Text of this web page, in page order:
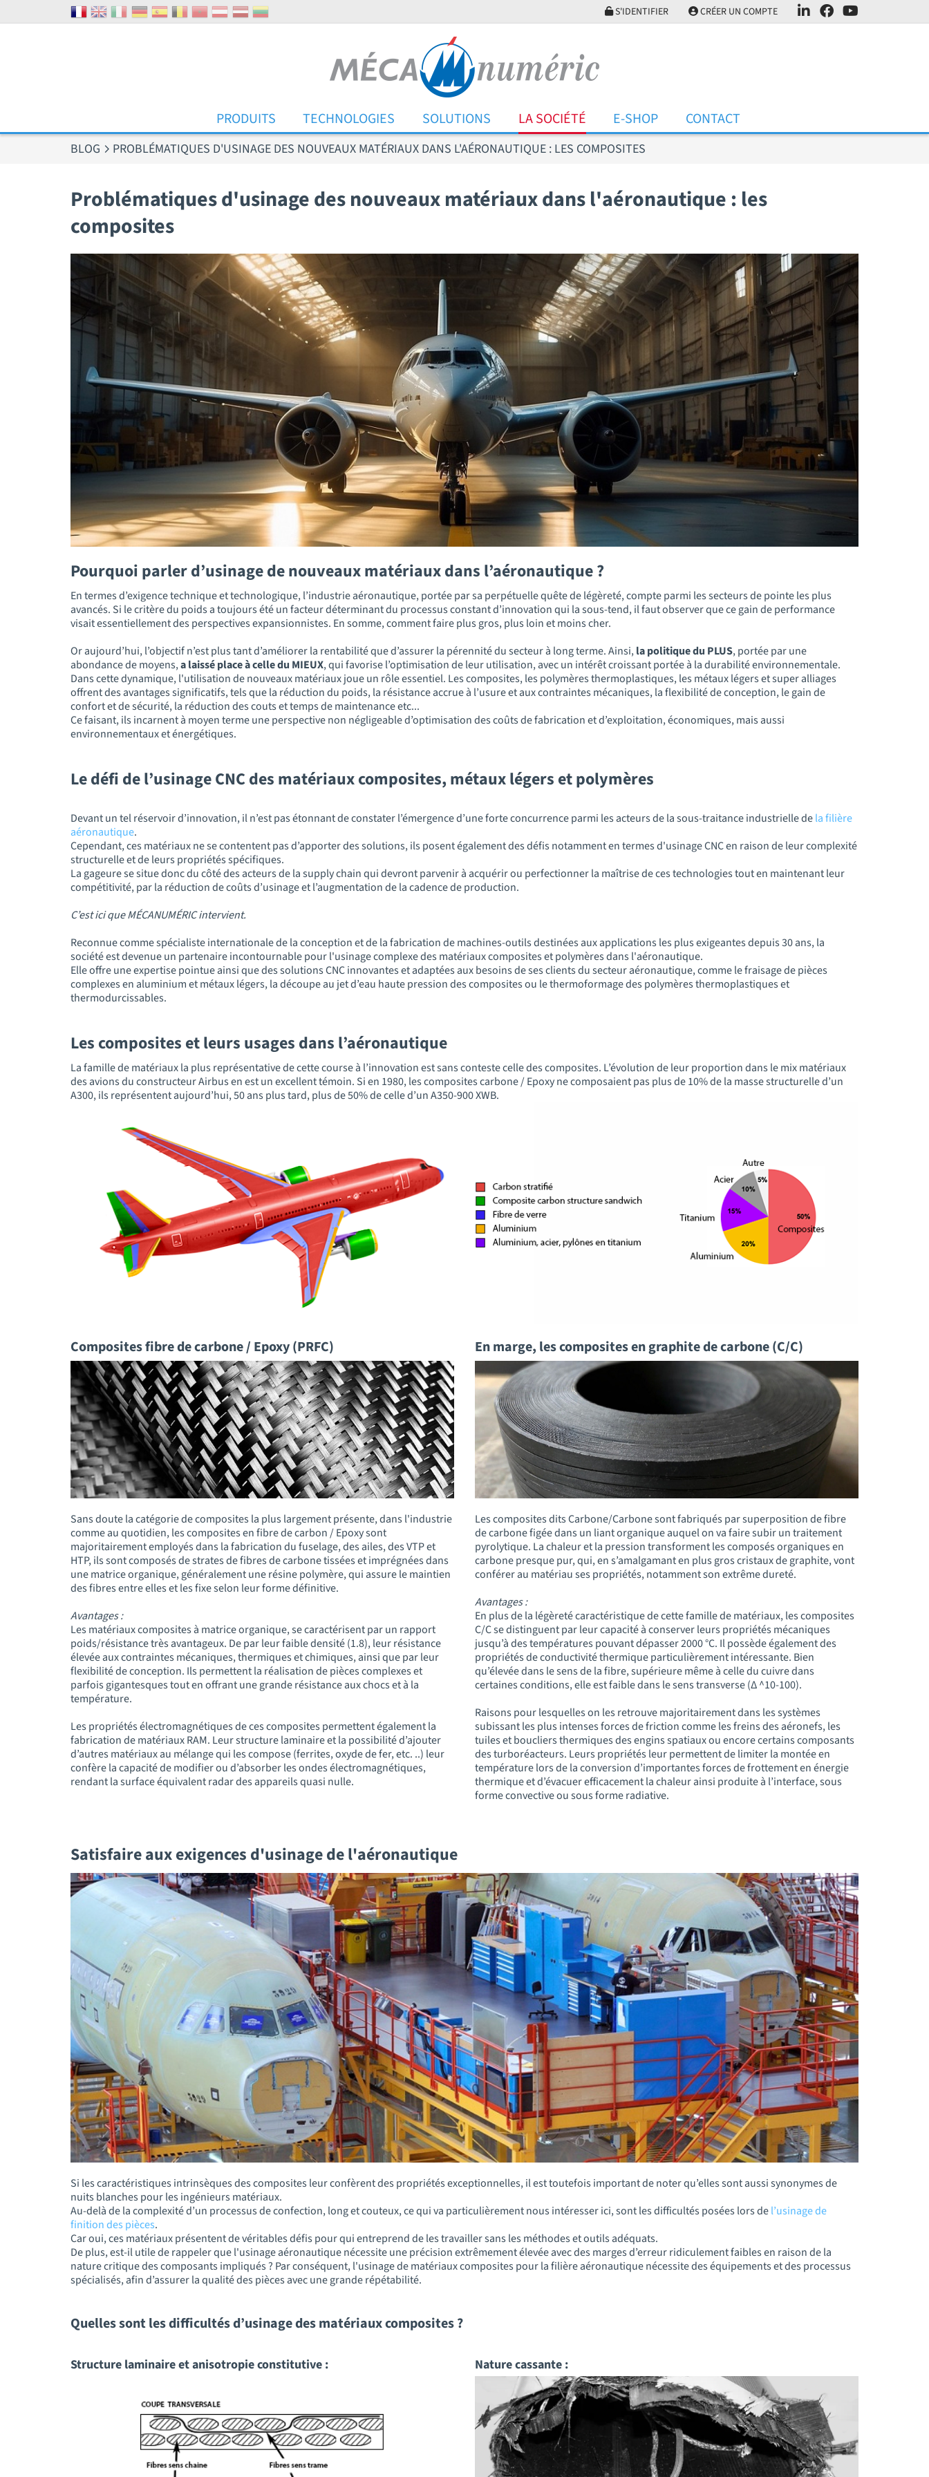
S'IDENTIFIER CRÉER UN COMPTE
PRODUITS TECHNOLOGIES SOLUTIONS LA SOCIÉTÉ E-SHOP CONTACT
BLOG PROBLÉMATIQUES D'USINAGE DES NOUVEAUX MATÉRIAUX DANS L'AÉRONAUTIQUE : LES COMPOSITES
Problématiques d'usinage des nouveaux matériaux dans l'aéronautique : les
composites
Pourquoi parler d’usinage de nouveaux matériaux dans l’aéronautique ?
En termes d’exigence technique et technologique, l’industrie aéronautique, portée par sa perpétuelle quête de légèreté, compte parmi les secteurs de pointe les plus
avancés. Si le critère du poids a toujours été un facteur déterminant du processus constant d’innovation qui la sous-tend, il faut observer que ce gain de performance
visait essentiellement des perspectives expansionnistes. En somme, comment faire plus gros, plus loin et moins cher.
Or aujourd’hui, l’objectif n’est plus tant d’améliorer la rentabilité que d’assurer la pérennité du secteur à long terme. Ainsi,la politique du PLUS, portée par une
abondance de moyens,a laissé place à celle du MIEUX, qui favorise l’optimisation de leur utilisation, avec un intérêt croissant portée à la durabilité environnementale.
Dans cette dynamique, l'utilisation de nouveaux matériaux joue un rôle essentiel. Les composites, les polymères thermoplastiques, les métaux légers et super alliages
offrent des avantages significatifs, tels que la réduction du poids, la résistance accrue à l’usure et aux contraintes mécaniques, la flexibilité de conception, le gain de
confort et de sécurité, la réduction des couts et temps de maintenance etc...
Ce faisant, ils incarnent à moyen terme une perspective non négligeable d’optimisation des coûts de fabrication et d’exploitation, économiques, mais aussi
environnementaux et énergétiques.
Le défi de l’usinage CNC des matériaux composites, métaux légers et polymères
Devant un tel réservoir d’innovation, il n’est pas étonnant de constater l’émergence d’une forte concurrence parmi les acteurs de la sous-traitance industrielle dela filière
aéronautique.
Cependant, ces matériaux ne se contentent pas d’apporter des solutions, ils posent également des défis notamment en termes d'usinage CNC en raison de leur complexité
structurelle et de leurs propriétés spécifiques.
La gageure se situe donc du côté des acteurs de la supply chain qui devront parvenir à acquérir ou perfectionner la maîtrise de ces technologies tout en maintenant leur
compétitivité, par la réduction de coûts d’usinage et l’augmentation de la cadence de production.
C’est ici que MÉCANUMÉRIC intervient.
Reconnue comme spécialiste internationale de la conception et de la fabrication de machines-outils destinées aux applications les plus exigeantes depuis 30 ans, la
société est devenue un partenaire incontournable pour l'usinage complexe des matériaux composites et polymères dans l'aéronautique.
Elle offre une expertise pointue ainsi que des solutions CNC innovantes et adaptées aux besoins de ses clients du secteur aéronautique, comme le fraisage de pièces
complexes en aluminium et métaux légers, la découpe au jet d’eau haute pression des composites ou le thermoformage des polymères thermoplastiques et
thermodurcissables.
Les composites et leurs usages dans l’aéronautique
La famille de matériaux la plus représentative de cette course à l’innovation est sans conteste celle des composites. L’évolution de leur proportion dans le mix matériaux
des avions du constructeur Airbus en est un excellent témoin. Si en 1980, les composites carbone / Epoxy ne composaient pas plus de 10% de la masse structurelle d’un
A300, ils représentent aujourd’hui, 50 ans plus tard, plus de 50% de celle d’un A350-900 XWB.
Composites fibre de carbone / Epoxy (PRFC)
Sans doute la catégorie de composites la plus largement présente, dans l'industrie
comme au quotidien, les composites en fibre de carbon / Epoxy sont
majoritairement employés dans la fabrication du fuselage, des ailes, des VTP et
HTP, ils sont composés de strates de fibres de carbone tissées et imprégnées dans
une matrice organique, généralement une résine polymère, qui assure le maintien
des fibres entre elles et les fixe selon leur forme définitive.
Avantages :
Les matériaux composites à matrice organique, se caractérisent par un rapport
poids/résistance très avantageux. De par leur faible densité (1.8), leur résistance
élevée aux contraintes mécaniques, thermiques et chimiques, ainsi que par leur
flexibilité de conception. Ils permettent la réalisation de pièces complexes et
parfois gigantesques tout en offrant une grande résistance aux chocs et à la
température.
Les propriétés électromagnétiques de ces composites permettent également la
fabrication de matériaux RAM. Leur structure laminaire et la possibilité d’ajouter
d’autres matériaux au mélange qui les compose (ferrites, oxyde de fer, etc. ..) leur
confère la capacité de modifier ou d’absorber les ondes électromagnétiques,
rendant la surface équivalent radar des appareils quasi nulle.
En marge, les composites en graphite de carbone (C/C)
Les composites dits Carbone/Carbone sont fabriqués par superposition de fibre
de carbone figée dans un liant organique auquel on va faire subir un traitement
pyrolytique. La chaleur et la pression transforment les composés organiques en
carbone presque pur, qui, en s’amalgamant en plus gros cristaux de graphite, vont
conférer au matériau ses propriétés, notamment son extrême dureté.
Avantages :
En plus de la légèreté caractéristique de cette famille de matériaux, les composites
C/C se distinguent par leur capacité à conserver leurs propriétés mécaniques
jusqu’à des températures pouvant dépasser 2000 °C. Il possède également des
propriétés de conductivité thermique particulièrement intéressante. Bien
qu’élevée dans le sens de la fibre, supérieure même à celle du cuivre dans
certaines conditions, elle est faible dans le sens transverse (Δ ^10-100).
Raisons pour lesquelles on les retrouve majoritairement dans les systèmes
subissant les plus intenses forces de friction comme les freins des aéronefs, les
tuiles et boucliers thermiques des engins spatiaux ou encore certains composants
des turboréacteurs. Leurs propriétés leur permettent de limiter la montée en
température lors de la conversion d’importantes forces de frottement en énergie
thermique et d’évacuer efficacement la chaleur ainsi produite à l’interface, sous
forme convective ou sous forme radiative.
Satisfaire aux exigences d'usinage de l'aéronautique
Si les caractéristiques intrinsèques des composites leur confèrent des propriétés exceptionnelles, il est toutefois important de noter qu’elles sont aussi synonymes de
nuits blanches pour les ingénieurs matériaux.
Au-delà de la complexité d’un processus de confection, long et couteux, ce qui va particulièrement nous intéresser ici, sont les difficultés posées lors del’usinage de
finition des pièces.
Car oui, ces matériaux présentent de véritables défis pour qui entreprend de les travailler sans les méthodes et outils adéquats.
De plus, est-il utile de rappeler que l'usinage aéronautique nécessite une précision extrêmement élevée avec des marges d’erreur ridiculement faibles en raison de la
nature critique des composants impliqués ? Par conséquent, l'usinage de matériaux composites pour la filière aéronautique nécessite des équipements et des processus
spécialisés, afin d’assurer la qualité des pièces avec une grande répétabilité.
Quelles sont les difficultés d’usinage des matériaux composites ?
Structure laminaire et anisotropie constitutive : Nature cassante :
Panneau de gestion des cookies